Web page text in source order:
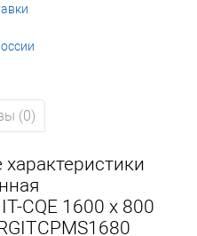
(0)
CQE 1600 х 800